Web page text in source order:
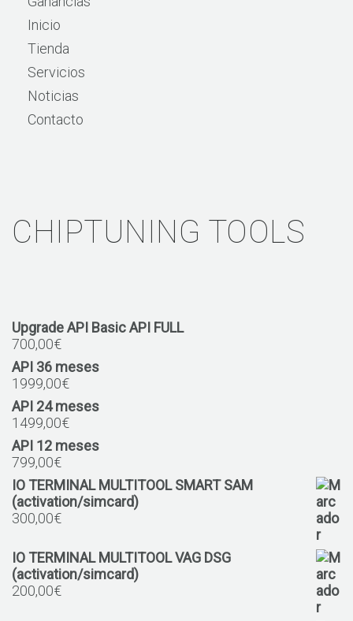
Inicio
Tienda
Servicios
Noticias
Contacto
CHIPTUNING TOOLS
Upgrade API Basic API FULL
700,00€
API 36 meses
1999,00€
API 24 meses
1499,00€
API 12 meses
799,00€
IO TERMINAL MULTITOOL SMART SAM
(activation/simcard)
300,00€
IO TERMINAL MULTITOOL VAG DSG
(activation/simcard)
200,00€